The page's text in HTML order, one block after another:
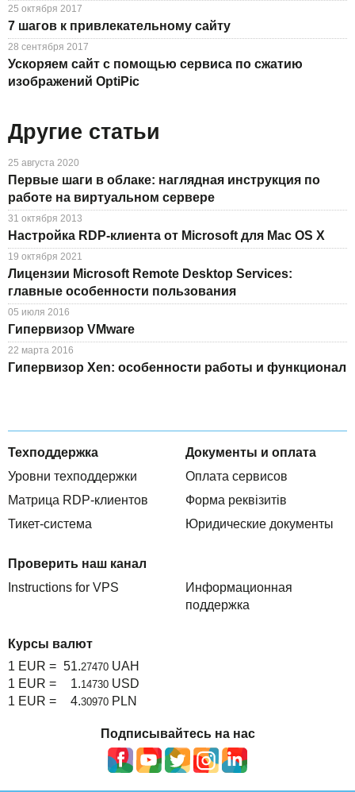
25 октября 2017
7 шагов к привлекательному сайту
28 сентября 2017
Ускоряем сайт с помощью сервиса по сжатию
изображений OptiPic
Другие статьи
25 августа 2020
Первые шаги в облаке: наглядная инструкция по
работе на виртуальном сервере
31 октября 2013
Настройка RDP-клиента от Microsoft для Mac OS X
19 октября 2021
Лицензии Microsoft Remote Desktop Services:
главные особенности пользования
05 июля 2016
Гипервизор VMware
22 марта 2016
Гипервизор Xen: особенности работы и функционал
Техподдержка
Уровни техподдержки
Матрица RDP-клиентов
Тикет-система
Документы и оплата
Оплата сервисов
Форма реквізитів
Юридические документы
Проверить наш канал
Instructions for VPS
Информационная
поддержка
Курсы валют
1 EUR = 51.27470 UAH
1 EUR =
1.14730 USD
1 EUR =
4.30970 PLN
Подписывайтесь на нас